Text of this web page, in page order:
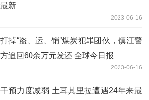
最新
2023-06-16
打掉“盗、运、销”煤炭犯罪团伙，镇江警
方追回60余万元发还 全球今日报
2023-06-16
干预力度减弱 土耳其里拉遭遇24年来最